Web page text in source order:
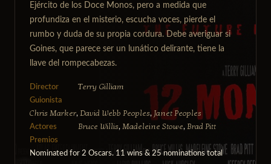
Ejército de los Doce Monos, pero a medida que
profundiza en el misterio, escucha voces, pierde el
rumbo y duda de su propia cordura. Debe averiguar si
Goines, que parece ser un lunático delirante, tiene la
llave del rompecabezas.
Director Terry Gilliam
Guionista
Chris Marker, David Webb Peoples, Janet Peoples
Actores Bruce Willis, Madeleine Stowe, Brad Pitt
Premios
Nominated for 2 Oscars. 11 wins & 25 nominations total